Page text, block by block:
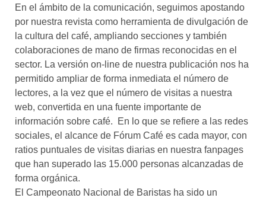
En el ámbito de la comunicación, seguimos apostando
por nuestra revista como herramienta de divulgación de
la cultura del café, ampliando secciones y también
colaboraciones de mano de firmas reconocidas en el
sector. La versión on-line de nuestra publicación nos ha
permitido ampliar de forma inmediata el número de
lectores, a la vez que el número de visitas a nuestra
web, convertida en una fuente importante de
información sobre café. En lo que se refiere a las redes
sociales, el alcance de Fórum Café es cada mayor, con
ratios puntuales de visitas diarias en nuestra fanpages
que han superado las 15.000 personas alcanzadas de
forma orgánica.
El Campeonato Nacional de Baristas ha sido un